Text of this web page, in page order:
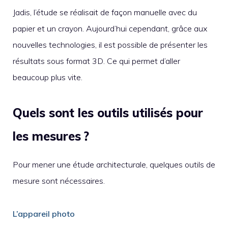
Jadis, l’étude se réalisait de façon manuelle avec du
papier et un crayon. Aujourd’hui cependant, grâce aux
nouvelles technologies, il est possible de présenter les
résultats sous format 3D. Ce qui permet d’aller
beaucoup plus vite.
Quels sont les outils utilisés pour
les mesures ?
Pour mener une étude architecturale, quelques outils de
mesure sont nécessaires.
L’appareil photo